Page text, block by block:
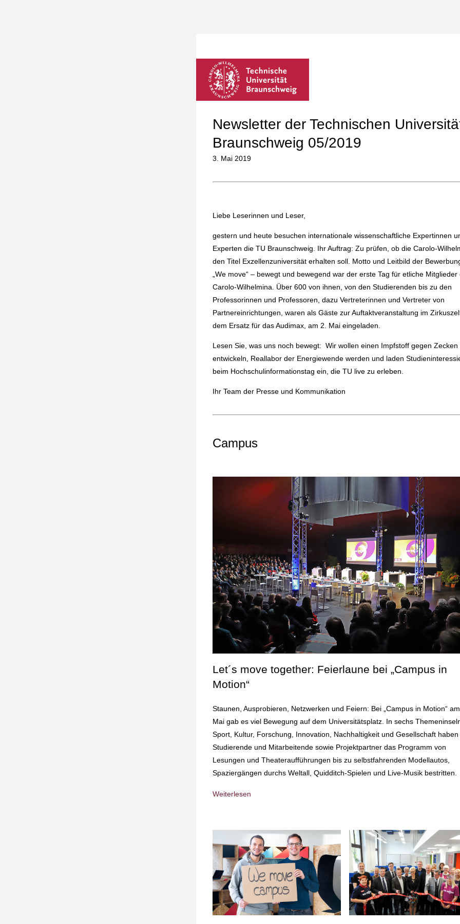
Newsletter der Technischen
Braunschweig 05/2019
3. Mai 2019
Liebe Leserinnen und Leser,
gestern und heute besuchen internationale wissenschaftliche Expertinnen
Experten die TU Braunschweig. Ihr Auftrag: Zu prüfen, ob die Carolo-
den Titel Exzellenzuniversität erhalten soll. Motto und Leitbild der
„We move“ – bewegt und bewegend war der erste Tag für etliche Mitglieder
Carolo-Wilhelmina. Über 600 von ihnen, von den Studierenden bis zu den
Professorinnen und Professoren, dazu Vertreterinnen und Vertreter von
Partnereinrichtungen, waren als Gäste zur Auftaktveranstaltung im
dem Ersatz für das Audimax, am 2. Mai eingeladen.
Lesen Sie, was uns noch bewegt: Wir wollen einen Impfstoff gegen Zecken
entwickeln, Reallabor der Energiewende werden und laden
beim Hochschulinformationstag ein, die TU live zu erleben.
Ihr Team der Presse und Kommunikation
Campus
Let´s move together: Feierlaune bei „Campus in
Motion“
Staunen, Ausprobieren, Netzwerken und Feiern: Bei „Campus in Motion“
Mai gab es viel Bewegung auf dem Universitätsplatz. In sechs
Sport, Kultur, Forschung, Innovation, Nachhaltigkeit und Gesellschaft haben
Studierende und Mitarbeitende sowie Projektpartner das Programm von
Lesungen und Theateraufführungen bis zu selbstfahrenden Modellautos,
Spaziergängen durchs Weltall, Quidditch-Spielen und Live-Musik bestritten.
Weiterlesen